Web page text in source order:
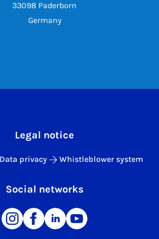
33098 Paderborn
Germany
Legal notice
Data privacy Whistleblower system
Social networks